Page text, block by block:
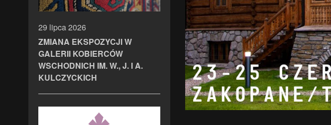
29 lipca 2026
ZMIANA EKSPOZYCJI W
GALERII KOBIERCÓW
WSCHODNICH IM. W., J. I A.
KULCZYCKICH